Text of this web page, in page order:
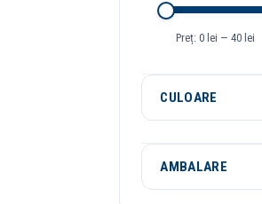
minim
maxim
Preț: 0 lei — 40 lei
CULOARE
AMBALARE